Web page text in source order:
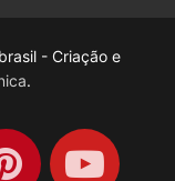
- Criação e
.